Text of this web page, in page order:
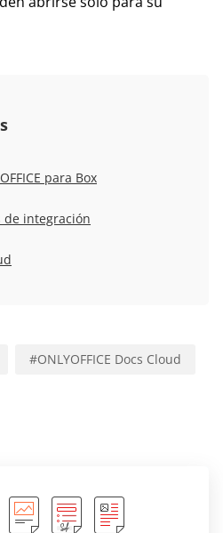
para Box
de integración
#ONLYOFFICE Docs Cloud